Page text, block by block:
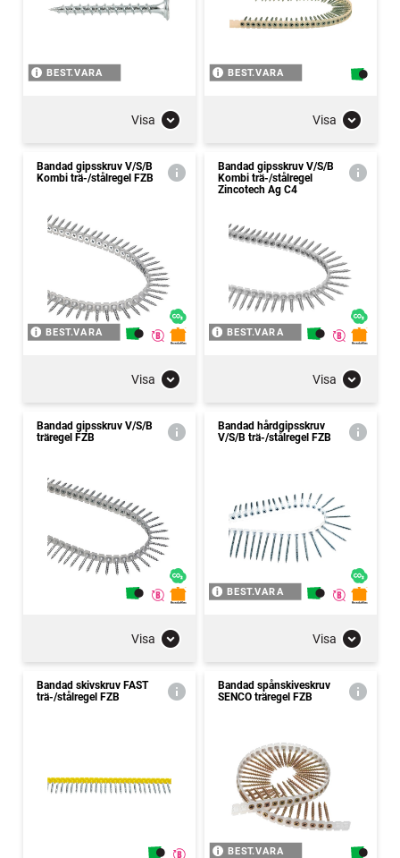
BEST.VARA
Visa
BEST.VARA
Visa
Bandad gipsskruv V/S/B
Kombi trä-/stålregel FZB
BEST.VARA
Visa
Bandad gipsskruv V/S/B
Kombi trä-/stålregel
Zincotech Ag C4
BEST.VARA
Visa
Bandad gipsskruv V/S/B
träregel FZB
Visa
Bandad hårdgipsskruv
V/S/B trä-/stålregel FZB
BEST.VARA
Visa
Bandad skivskruv FAST
trä-/stålregel FZB
Bandad spånskiveskruv
SENCO träregel FZB
BEST.VARA